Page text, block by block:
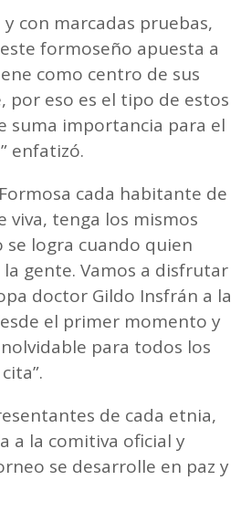
con marcadas pruebas,
formoseño apuesta a
como centro de sus
por eso es el tipo de estos
suma importancia para el
enfatizó.
cada habitante de
viva, tenga los mismos
se logra cuando quien
gente. Vamos a disfrutar
doctor Gildo Insfrán a la
el primer momento y
para todos los
de cada etnia,
a la comitiva oficial y
se desarrolle en paz y